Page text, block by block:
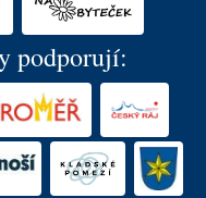
podporují: